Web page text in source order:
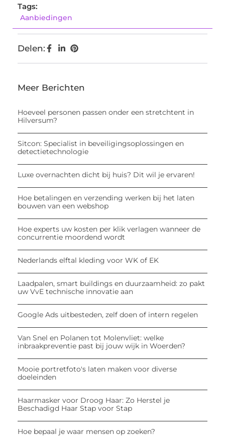
Tags:
Aanbiedingen
Delen:
Meer Berichten
Hoeveel personen passen onder een stretchtent in
Hilversum?
Sitcon: Specialist in beveiligingsoplossingen en
detectietechnologie
Luxe overnachten dicht bij huis? Dit wil je ervaren!
Hoe betalingen en verzending werken bij het laten
bouwen van een webshop
Hoe experts uw kosten per klik verlagen wanneer de
concurrentie moordend wordt
Nederlands elftal kleding voor WK of EK
Laadpalen, smart buildings en duurzaamheid: zo pakt
uw VvE technische innovatie aan
Google Ads uitbesteden, zelf doen of intern regelen
Van Snel en Polanen tot Molenvliet: welke
inbraakpreventie past bij jouw wijk in Woerden?
Mooie portretfoto's laten maken voor diverse
doeleinden
Haarmasker voor Droog Haar: Zo Herstel je
Beschadigd Haar Stap voor Stap
Hoe bepaal je waar mensen op zoeken?